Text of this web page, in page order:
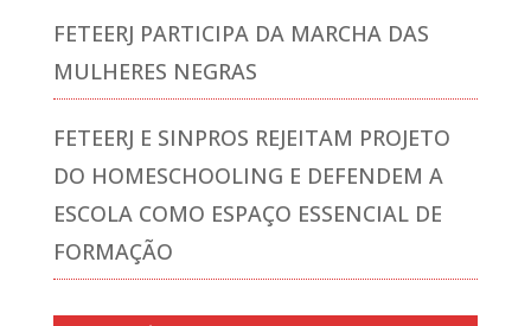
FETEERJ PARTICIPA DA MARCHA DAS
MULHERES NEGRAS
FETEERJ E SINPROS REJEITAM PROJETO
DO HOMESCHOOLING E DEFENDEM A
ESCOLA COMO ESPAÇO ESSENCIAL DE
FORMAÇÃO